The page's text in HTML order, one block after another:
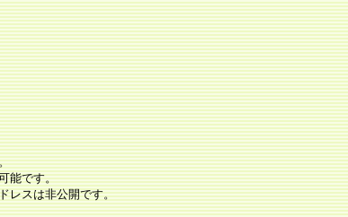
能です。
レスは非公開です。